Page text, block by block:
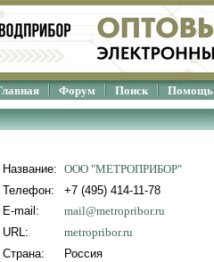
Форум Поиск Помощь
Название: ООО "МЕТРОПРИБОР"
Телефон:
+7 (495) 414-11-78
E-mail:
mail@metropribor.ru
URL:
metropribor.ru
Страна:
Россия